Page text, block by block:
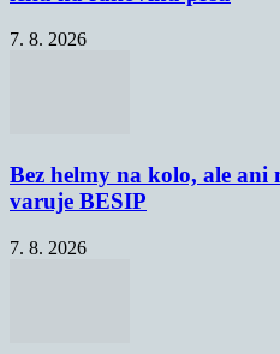
7. 8. 2026
Bez helmy na kolo, ale ani
varuje BESIP
7. 8. 2026